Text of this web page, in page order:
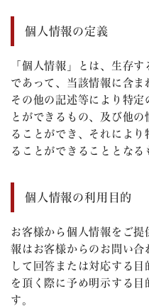
個人情報の定義
「個人情報」とは、生存
であって、当該情報に含ま
その他の記述等により特定
とができるもの、及び他の
ることができ、それにより
ることができることとなる
個人情報の利用目的
お客様から個人情報をご提
報はお客様からのお問い合
して回答または対応する
を頂く際に予め明示する目
す。